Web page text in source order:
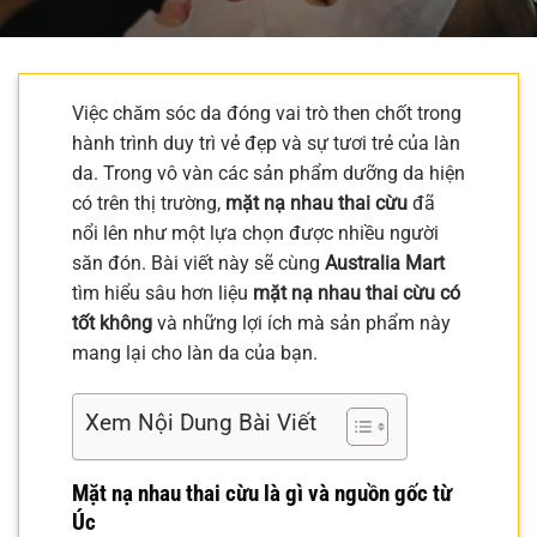
Việc chăm sóc da đóng vai trò then chốt trong
hành trình duy trì vẻ đẹp và sự tươi trẻ của làn
da. Trong vô vàn các sản phẩm dưỡng da hiện
có trên thị trường, mặt nạ nhau thai cừu đã
nổi lên như một lựa chọn được nhiều người
săn đón. Bài viết này sẽ cùng Australia Mart
tìm hiểu sâu hơn liệu mặt nạ nhau thai cừu có
tốt không và những lợi ích mà sản phẩm này
mang lại cho làn da của bạn.
Xem Nội Dung Bài Viết
Mặt nạ nhau thai cừu là gì và nguồn gốc từ
Úc